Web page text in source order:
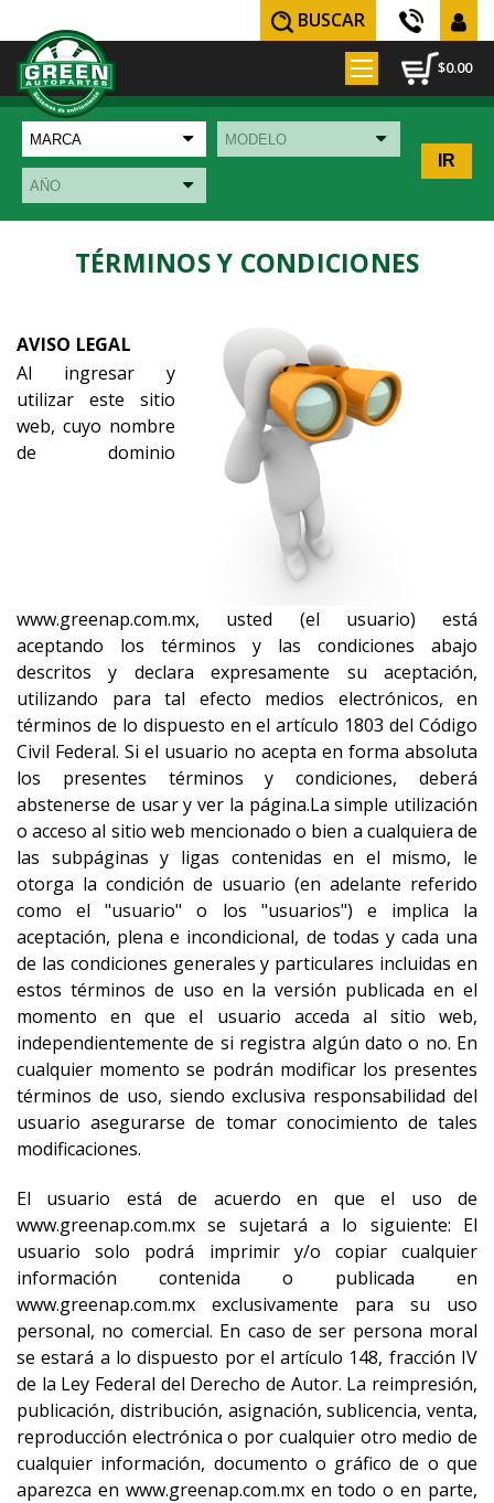
BUSCAR
$0.00
TÉRMINOS Y CONDICIONES
AVISO LEGAL
Al ingresar y
utilizar este sitio
web, cuyo nombre
de dominio
www.greenap.com.mx, usted (el usuario) está
aceptando los términos y las condiciones abajo
descritos y declara expresamente su aceptación,
utilizando para tal efecto medios electrónicos, en
términos de lo dispuesto en el artículo 1803 del Código
Civil Federal. Si el usuario no acepta en forma absoluta
los presentes términos y condiciones, deberá
abstenerse de usar y ver la página.La simple utilización
o acceso al sitio web mencionado o bien a cualquiera de
las subpáginas y ligas contenidas en el mismo, le
otorga la condición de usuario (en adelante referido
como el "usuario" o los "usuarios") e implica la
aceptación, plena e incondicional, de todas y cada una
de las condiciones generales y particulares incluidas en
estos términos de uso en la versión publicada en el
momento en que el usuario acceda al sitio web,
independientemente de si registra algún dato o no. En
cualquier momento se podrán modificar los presentes
términos de uso, siendo exclusiva responsabilidad del
usuario asegurarse de tomar conocimiento de tales
modificaciones.
El usuario está de acuerdo en que el uso de
www.greenap.com.mx se sujetará a lo siguiente: El
usuario solo podrá imprimir y/o copiar cualquier
información contenida o publicada en
www.greenap.com.mx exclusivamente para su uso
personal, no comercial. En caso de ser persona moral
se estará a lo dispuesto por el artículo 148, fracción IV
de la Ley Federal del Derecho de Autor. La reimpresión,
publicación, distribución, asignación, sublicencia, venta,
reproducción electrónica o por cualquier otro medio de
cualquier información, documento o gráfico de o que
aparezca en www.greenap.com.mx en todo o en parte,